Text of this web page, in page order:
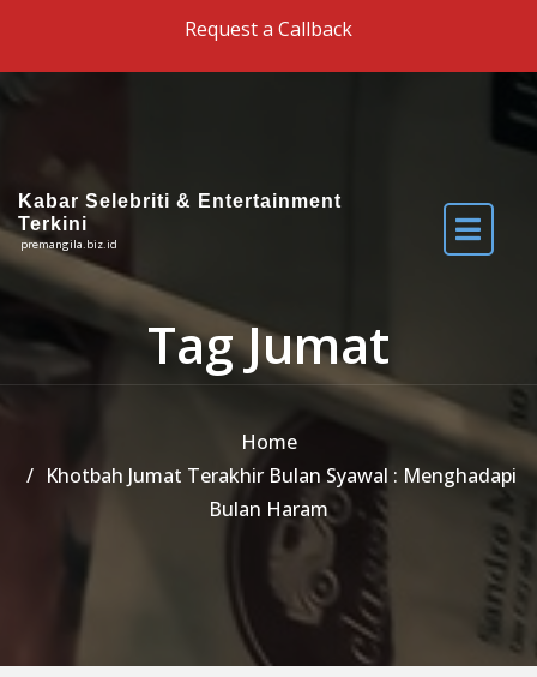
Request a Callback
Kabar Selebriti & Entertainment
Terkini
premangila.biz.id
Tag Jumat
Home
Khotbah Jumat Terakhir Bulan Syawal : Menghadapi
Bulan Haram